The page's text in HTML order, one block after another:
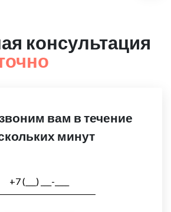
консультация
вам в течение
минут